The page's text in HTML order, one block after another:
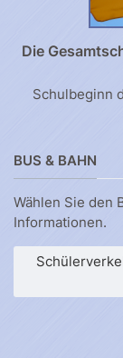
Die
Schulbeginn
BUS & BAHN
Wählen Sie den
Informationen.